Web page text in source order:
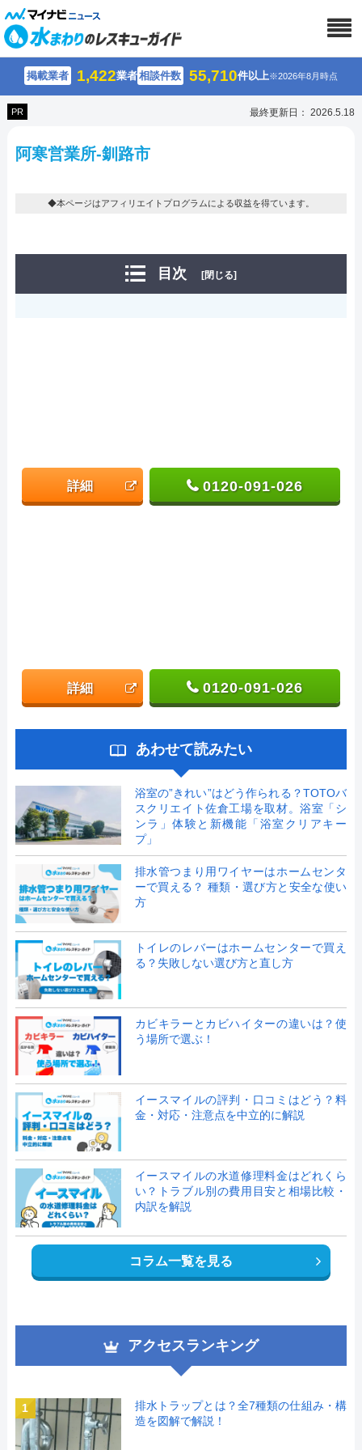
掲載業者 1,422業者相談件数 55,710件以上※2026年8月時点
PR 最終更新日： 2026.5.18
阿寒営業所-釧路市
◆本ページはアフィリエイトプログラムによる収益を得ています。
目次 [閉じる]
詳細 0120-091-026
詳細 0120-091-026
あわせて読みたい
浴室の”きれい”はどう作られる？TOTOバ
スクリエイト佐倉工場を取材。浴室「シ
ンラ」体験と新機能「浴室クリアキー
プ」
排水管つまり用ワイヤーはホームセンタ
ーで買える？ 種類・選び方と安全な使い
方
トイレのレバーはホームセンターで買え
る？失敗しない選び方と直し方
カビキラーとカビハイターの違いは？使
う場所で選ぶ！
イースマイルの評判・口コミはどう？料
金・対応・注意点を中立的に解説
イースマイルの水道修理料金はどれくら
い？トラブル別の費用目安と相場比較・
内訳を解説
コラム一覧を見る
アクセスランキング
1
排水トラップとは？全7種類の仕組み・構
造を図解で解説！